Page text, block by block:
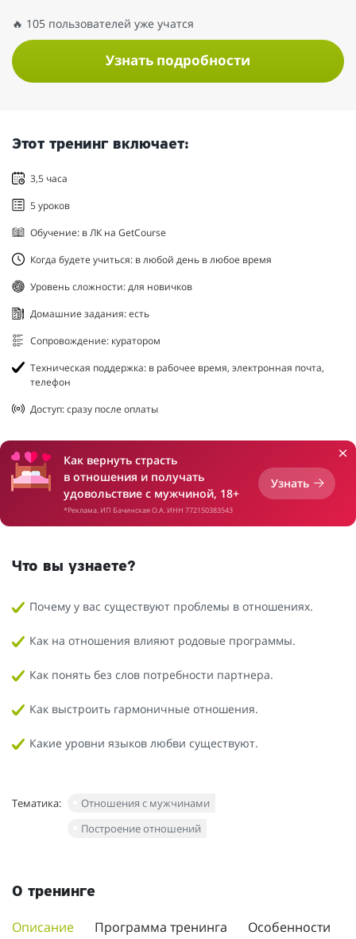
🔥 105 пользователей уже учатся
Узнать подробности
Этот тренинг включает:
3,5 часа
5 уроков
Обучение: в ЛК на GetCourse
Когда будете учиться: в любой день в любое время
Уровень сложности: для новичков
Домашние задания: есть
Сопровождение: куратором
Техническая поддержка: в рабочее время, электронная почта,
телефон
Доступ: сразу после оплаты
Как вернуть страсть
в отношения и получать
удовольствие с мужчиной, 18+
*Реклама. ИП Бачинская О.А. ИНН 772150383543
Узнать
Что вы узнаете?
Почему у вас существуют проблемы в отношениях.
Как на отношения влияют родовые программы.
Как понять без слов потребности партнера.
Как выстроить гармоничные отношения.
Какие уровни языков любви существуют.
Тематика:
Отношения с мужчинами
Построение отношений
О тренинге
Описание Программа тренинга Особенности